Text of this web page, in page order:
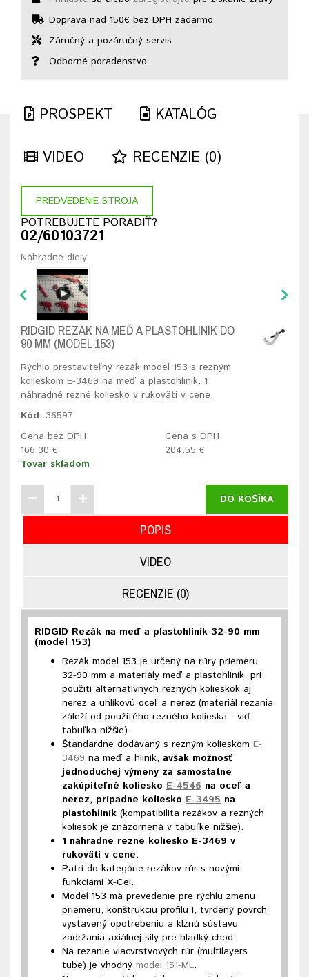
Doprava nad 150€ bez DPH zadarmo
Záručný a pozáručný servis
Odborné poradenstvo
PROSPEKT KATALÓG
VIDEO RECENZIE (0)
PREDVEDENIE STROJA
POTREBUJETE PORADIŤ?
02/60103721
Náhradné diely
RIDGID REZÁK NA MEĎ A PLASTOHLINÍK DO
90 MM (MODEL 153)
Rýchlo prestaviteľný rezák model 153 s rezným
kolieskom E-3469 na meď a plastohliník. 1
náhradné rezné koliesko v rukoväti v cene.
Kód: 36597
Cena bez DPH
166.30 €
Cena s DPH
204.55 €
Tovar skladom
DO KOŠÍKA
POPIS
VIDEO
RECENZIE (0)
RIDGID Rezák na meď a plastohliník 32-90 mm
(model 153)
Rezák model 153 je určený na rúry priemeru
32-90 mm a materiály meď a plastohliník, pri
použití alternatívnych rezných kolieskok aj
nerez a uhlíkovú oceľ a nerez (materiál rezania
záleží od použitého rezného kolieska - viď
tabuľka nižšie).
Štandardne dodávaný s rezným kolieskom E-
3469 na meď a hliník, avšak možnosť
jednoduchej výmeny za samostatne
zakúpiteľné koliesko E-4546 na oceľ a
nerez, prípadne koliesko E-3495 na
plastohliník (kompatibilita rezákov a rezných
koliesok je znázornená v tabuľke nižšie).
1 náhradné rezné koliesko E-3469 v
rukoväti v cene.
Patrí do kategórie rezákov rúr s novými
funkciami X-Cel.
Model 153 má prevedenie pre rýchlu zmenu
priemeru, konštrukciu profilu I, tvrdený povrch
vystavený opotrebeniu a klznú sústavu
zadržania axiálnej sily pre hladký chod.
Na rezanie viacvrstvových rúr (multilayers
tube) je vhodný model 151-ML.